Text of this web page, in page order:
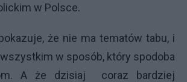
w Polsce.
że nie ma tematów tabu, i
w sposób, który spodoba
A że dzisiaj coraz bardziej